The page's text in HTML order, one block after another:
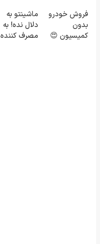
فروش خودرو
بدون
کمیسیون 😍
ماشینتو به
دلال نده! به
مصرف کننده